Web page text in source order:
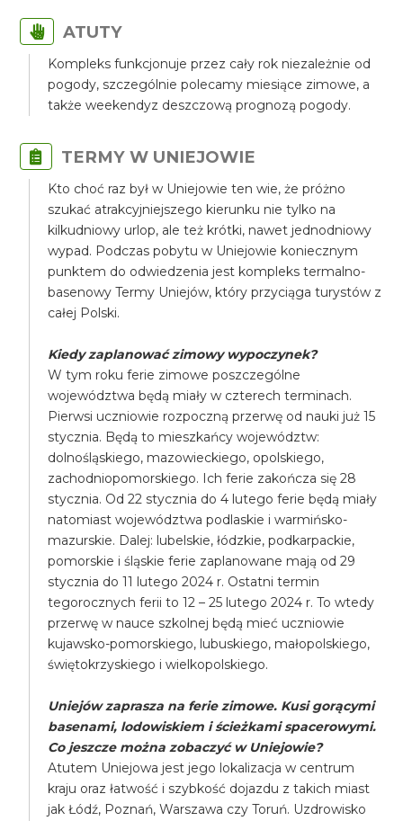
ATUTY
Kompleks funkcjonuje przez cały rok niezależnie od
pogody, szczególnie polecamy miesiące zimowe, a
także weekendyz deszczową prognozą pogody.
TERMY W UNIEJOWIE
Kto choć raz był w Uniejowie ten wie, że próżno
szukać atrakcyjniejszego kierunku nie tylko na
kilkudniowy urlop, ale też krótki, nawet jednodniowy
wypad. Podczas pobytu w Uniejowie koniecznym
punktem do odwiedzenia jest kompleks termalno-
basenowy Termy Uniejów, który przyciąga turystów z
całej Polski.
Kiedy zaplanować zimowy wypoczynek?
​W tym roku ferie zimowe poszczególne
województwa będą miały w czterech terminach.
Pierwsi uczniowie rozpoczną przerwę od nauki już 15
stycznia. Będą to mieszkańcy województw:
dolnośląskiego, mazowieckiego, opolskiego,
zachodniopomorskiego. Ich ferie zakończa się 28
stycznia. Od 22 stycznia do 4 lutego ferie będą miały
natomiast województwa podlaskie i warmińsko-
mazurskie. Dalej: lubelskie, łódzkie, podkarpackie,
pomorskie i śląskie ferie zaplanowane mają od 29
stycznia do 11 lutego 2024 r. Ostatni termin
tegorocznych ferii to 12 – 25 lutego 2024 r. To wtedy
przerwę w nauce szkolnej będą mieć uczniowie
kujawsko-pomorskiego, lubuskiego, małopolskiego,
świętokrzyskiego i wielkopolskiego.
Uniejów zaprasza na ferie zimowe. Kusi gorącymi
basenami, lodowiskiem i ścieżkami spacerowymi.
Co jeszcze można zobaczyć w Uniejowie?
Atutem Uniejowa jest jego lokalizacja w centrum
kraju oraz łatwość i szybkość dojazdu z takich miast
jak Łódź, Poznań, Warszawa czy Toruń. Uzdrowisko